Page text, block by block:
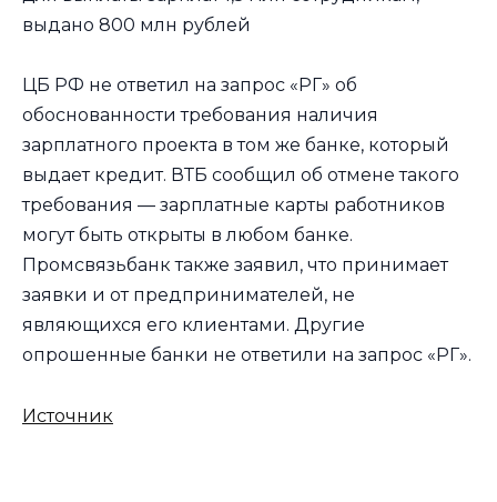
выдано 800 млн рублей
ЦБ РФ не ответил на запрос «РГ» об
обоснованности требования наличия
зарплатного проекта в том же банке, который
выдает кредит. ВТБ сообщил об отмене такого
требования — зарплатные карты работников
могут быть открыты в любом банке.
Промсвязьбанк также заявил, что принимает
заявки и от предпринимателей, не
являющихся его клиентами. Другие
опрошенные банки не ответили на запрос «РГ».
Источник